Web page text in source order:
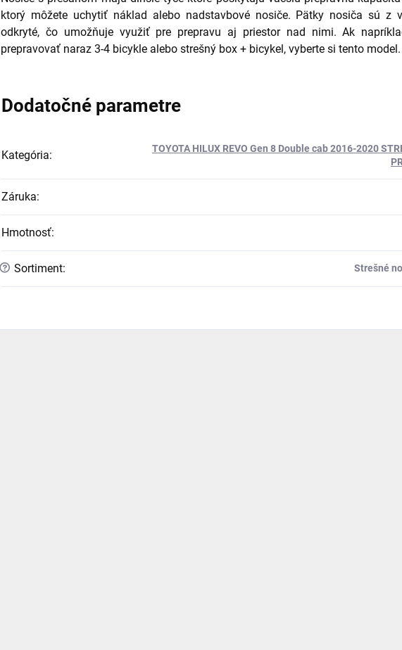
ktorý môžete uchytiť náklad alebo nadstavbové nosiče. Pätky nosiča sú z
odkryté, čo umožňuje využiť pre prepravu aj priestor nad nimi. Ak
prepravovať naraz 3-4 bicykle alebo strešný box + bicykel, vyberte si tento model.
Dodatočné parametre
Kategória:
TOYOTA HILUX REVO Gen 8 Double cab 2016-2020
Záruka:
Hmotnosť:
? Sortiment: Strešné